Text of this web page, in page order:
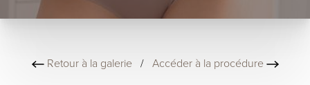
Retour à la galerie/ Accéder à la procédure